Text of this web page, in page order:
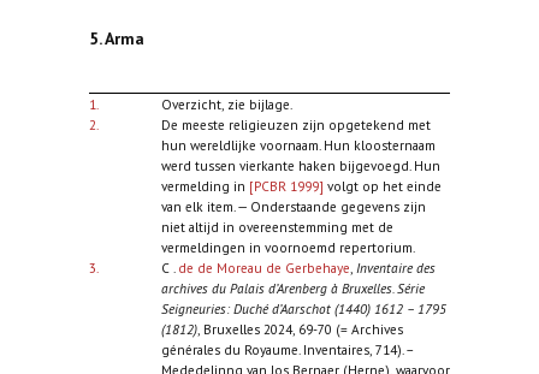
5. Arma
1.
Overzicht, zie bijlage.
2.
De meeste religieuzen zijn opgetekend met
hun wereldlijke voornaam. Hun kloosternaam
werd tussen vierkante haken bijgevoegd. Hun
vermelding in [PCBR 1999] volgt op het einde
van elk item. — Onderstaande gegevens zijn
niet altijd in overeenstemming met de
vermeldingen in voornoemd repertorium.
3.
C . de de Moreau de Gerbehaye Inventaire des
archives du Palais d’Arenberg à Bruxelles. Série
Seigneuries: Duché d’Aarschot (1440) 1612 – 1795
(1812), Bruxelles 2024, 69-70 (= Archives
générales du Royaume. Inventaires, 714). –
Mededelinng van Jos Bernaer (Herne), waarvoor